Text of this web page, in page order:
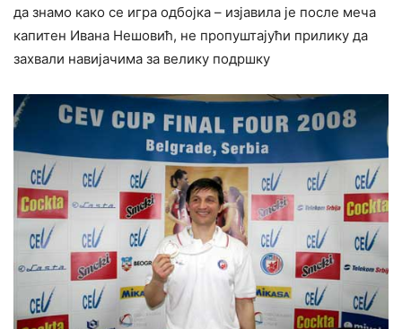
да знамо како се игра одбојка – изјавила је после меча
капитен Ивана Нешовић, не пропуштајући прилику да
захвали навијачима за велику подршку